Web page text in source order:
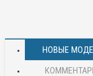
НОВЫЕ